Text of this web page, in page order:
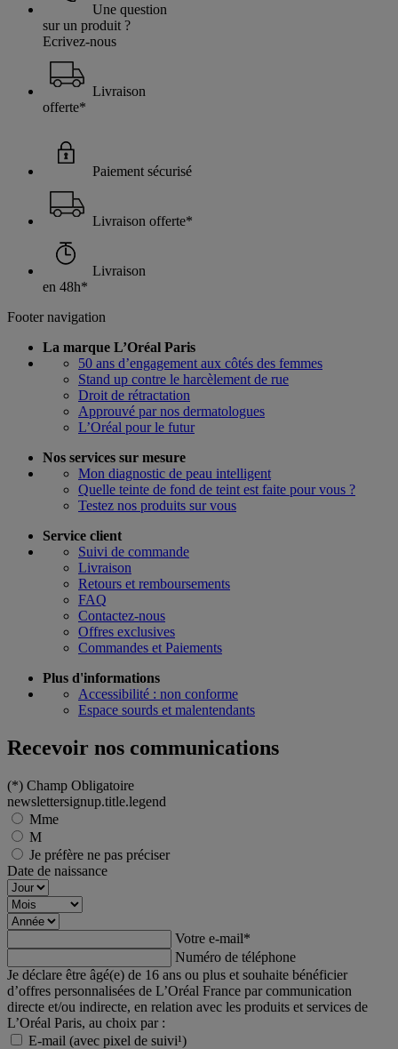
Une question
sur un produit ?
Ecrivez-nous
Livraison
offerte*
Paiement sécurisé
Livraison offerte*
Livraison
en 48h*
Footer navigation
La marque L’Oréal Paris
50 ans d’engagement aux côtés des femmes
Stand up contre le harcèlement de rue
Droit de rétractation
Approuvé par nos dermatologues
L’Oréal pour le futur
Nos services sur mesure
Mon diagnostic de peau intelligent
Quelle teinte de fond de teint est faite pour vous ?
Testez nos produits sur vous
Service client
Suivi de commande
Livraison
Retours et remboursements
FAQ
Contactez-nous
Offres exclusives
Commandes et Paiements
Plus d'informations
Accessibilité : non conforme
Espace sourds et malentendants
Recevoir nos communications
(*) Champ Obligatoire
newslettersignup.title.legend
Mme
M
Je préfère ne pas préciser
Date de naissance
Votre e-mail*
Numéro de téléphone
Je déclare être âgé(e) de 16 ans ou plus et souhaite bénéficier
d’offres personnalisées de L’Oréal France par communication
directe et/ou indirecte, en relation avec les produits et services de
L’Oréal Paris, au choix par :
E-mail (avec pixel de suivi¹)